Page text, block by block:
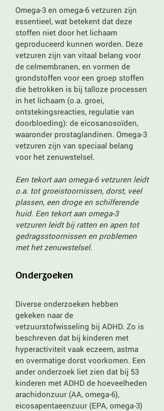
Omega-3 en omega-6 vetzuren zijn
essentieel, wat betekent dat deze
stoffen niet door het lichaam
geproduceerd kunnen worden. Deze
vetzuren zijn van vitaal belang voor
de celmembranen, en vormen de
grondstoffen voor een groep stoffen
die betrokken is bij talloze processen
in het lichaam (o.a. groei,
ontstekingsreacties, regulatie van
doorbloeding): de eicosanosoïden,
waaronder prostaglandinen. Omega-3
vetzuren zijn van speciaal belang
voor het zenuwstelsel.
Een tekort aan omega-6 vetzuren leidt
o.a. tot groeistoornissen, dorst, veel
plassen, een droge en schilferende
huid. Een tekort aan omega-3
vetzuren leidt bij ratten en apen tot
gedragsstoornissen en problemen
met het zenuwstelsel.
Diverse onderzoeken hebben
gekeken naar de
vetzuurstofwisseling bij ADHD. Zo is
beschreven dat bij kinderen met
hyperactiviteit vaak eczeem, astma
en overmatige dorst voorkomen. Een
ander onderzoek liet zien dat bij 53
kinderen met ADHD de hoeveelheden
arachidonzuur (AA, omega-6),
eicosapentaeenzuur (EPA, omega-3)
Onderzoeken